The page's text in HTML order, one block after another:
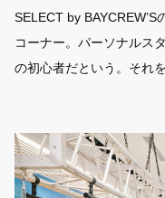
SELECT by
コーナー。パーソナルス
の初心者だという。それ